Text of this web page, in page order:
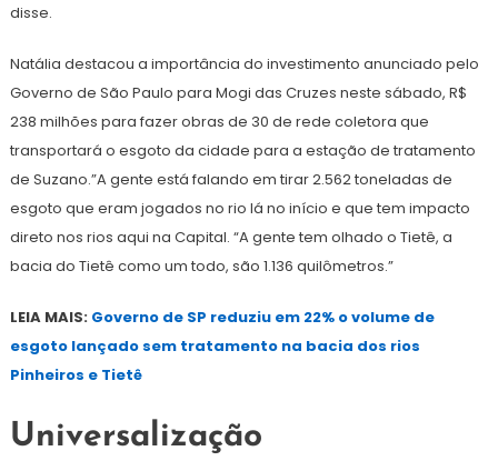
disse.
Natália destacou a importância do investimento anunciado pelo
Governo de São Paulo para Mogi das Cruzes neste sábado, R$
238 milhões para fazer obras de 30 de rede coletora que
transportará o esgoto da cidade para a estação de tratamento
de Suzano.”A gente está falando em tirar 2.562 toneladas de
esgoto que eram jogados no rio lá no início e que tem impacto
direto nos rios aqui na Capital. “A gente tem olhado o Tietê, a
bacia do Tietê como um todo, são 1.136 quilômetros.”
LEIA MAIS: Governo de SP reduziu em 22% o volume de
esgoto lançado sem tratamento na bacia dos rios
Pinheiros e Tietê
Universalização